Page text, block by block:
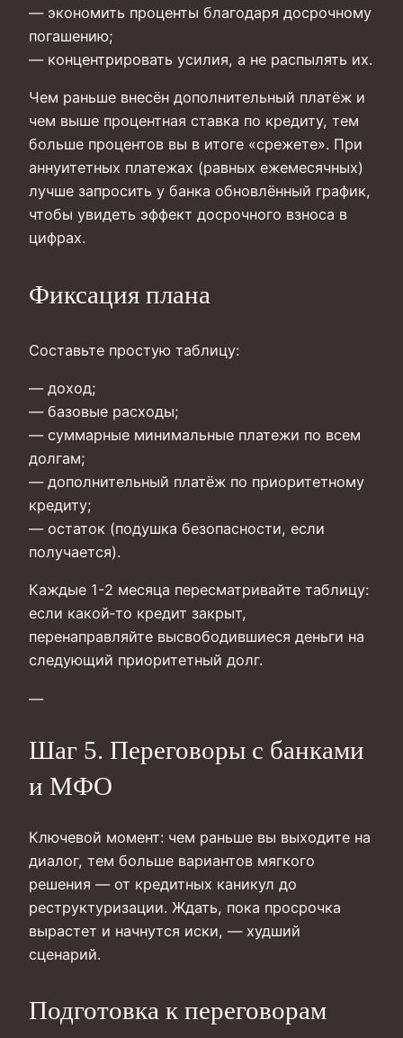
— экономить проценты благодаря досрочному
погашению;
— концентрировать усилия, а не распылять их.
Чем раньше внесён дополнительный платёж и
чем выше процентная ставка по кредиту, тем
больше процентов вы в итоге «срежете». При
аннуитетных платежах (равных ежемесячных)
лучше запросить у банка обновлённый график,
чтобы увидеть эффект досрочного взноса в
цифрах.
Фиксация плана
Составьте простую таблицу:
— доход;
— базовые расходы;
— суммарные минимальные платежи по всем
долгам;
— дополнительный платёж по приоритетному
кредиту;
— остаток (подушка безопасности, если
получается).
Каждые 1-2 месяца пересматривайте таблицу:
если какой‑то кредит закрыт,
перенаправляйте высвободившиеся деньги на
следующий приоритетный долг.
—
Шаг 5. Переговоры с банками
и МФО
Ключевой момент: чем раньше вы выходите на
диалог, тем больше вариантов мягкого
решения — от кредитных каникул до
реструктуризации. Ждать, пока просрочка
вырастет и начнутся иски, — худший
сценарий.
Подготовка к переговорам